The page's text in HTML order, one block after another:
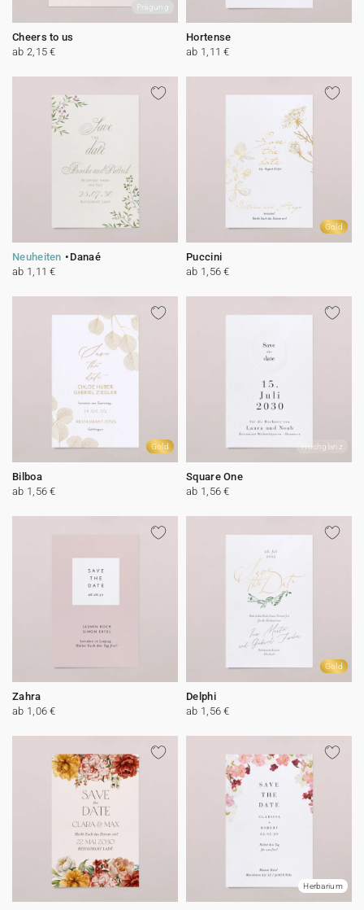
Prägung
Cheers to us
ab 2,15 €
Hortense
ab 1,11 €
Neuheiten
Danaé
ab 1,11 €
Gold
Puccini
ab 1,56 €
Gold
Bilboa
ab 1,56 €
Hochglanz
Square One
ab 1,56 €
Zahra
ab 1,06 €
Gold
Delphi
ab 1,56 €
Herbarium